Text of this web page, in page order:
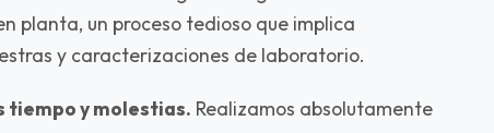
planta, un proceso tedioso que implica
y caracterizaciones de laboratorio.
tiempo y molestias. Realizamos absolutamente